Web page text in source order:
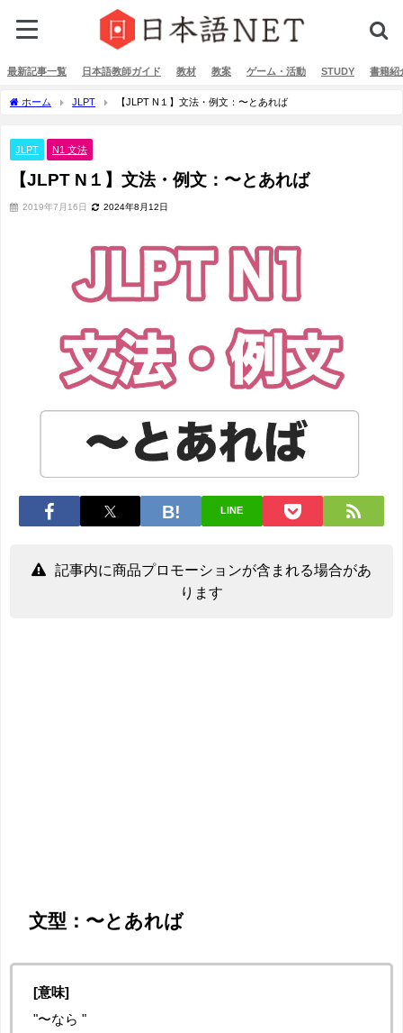
最新記事一覧 日本語教師ガイド 教材 教案 ゲーム・活動 STUDY 書籍紹
ホーム JLPT 【JLPT N１】文法・例文：〜とあれば
JLPT N1 文法
【JLPT N１】文法・例文：〜とあれば
2019年7月16日 2024年8月12日
LINE
記事内に商品プロモーションが含まれる場合があ
ります
文型：〜とあれば
[意味]
"〜なら "